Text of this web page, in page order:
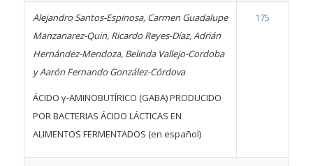
Alejandro Santos-Espinosa, Carmen Guadalupe
Manzanarez-Quin, Ricardo Reyes-Díaz, Adrián
Hernández-Mendoza, Belinda Vallejo-Cordoba
y Aarón Fernando González-Córdova
ÁCIDO γ-AMINOBUTÍRICO (GABA) PRODUCIDO
POR BACTERIAS ÁCIDO LÁCTICAS EN
ALIMENTOS FERMENTADOS (en español)
175